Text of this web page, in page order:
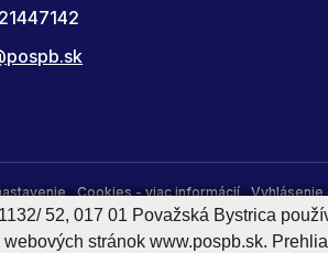
Cookies - viac informácií
52, 017 01 Považská Bystrica
stránok www.pospb.sk.